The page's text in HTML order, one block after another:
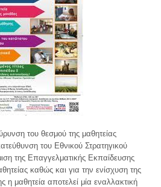
του θεσμού της μαθητείας
του Εθνικού Στρατηγικού
της Επαγγελματικής Εκπαίδευσης
καθώς και για την ενίσχυση της
η μαθητεία αποτελεί μία εναλλακτική